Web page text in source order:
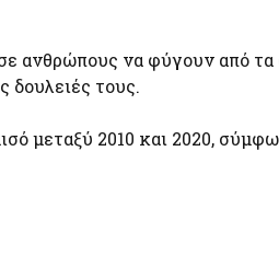
ανθρώπους να φύγουν από τα
δουλειές τους.
μεταξύ 2010 και 2020,